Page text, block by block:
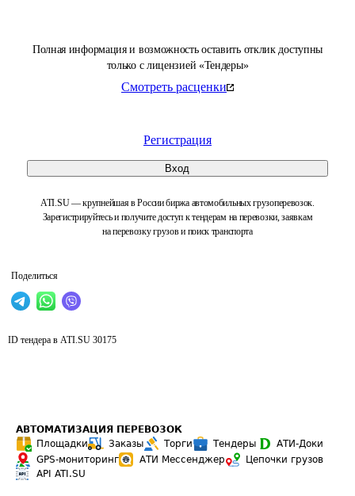
Полная информация и возможность оставить отклик доступны
только с лицензией «Тендеры»
Смотреть расценки
Регистрация
Вход
ATI.SU — крупнейшая в России биржа автомобильных грузоперевозок.
Зарегистрируйтесь и получите доступ к тендерам на перевозки, заявкам
на перевозку грузов и поиск транспорта
Поделиться
ID тендера в ATI.SU 30175
АВТОМАТИЗАЦИЯ ПЕРЕВОЗОК
Площадки
Заказы Торги Тендеры
АТИ-Доки
GPS-мониторинг
АТИ Мессенджер
Цепочки грузов
API ATI.SU